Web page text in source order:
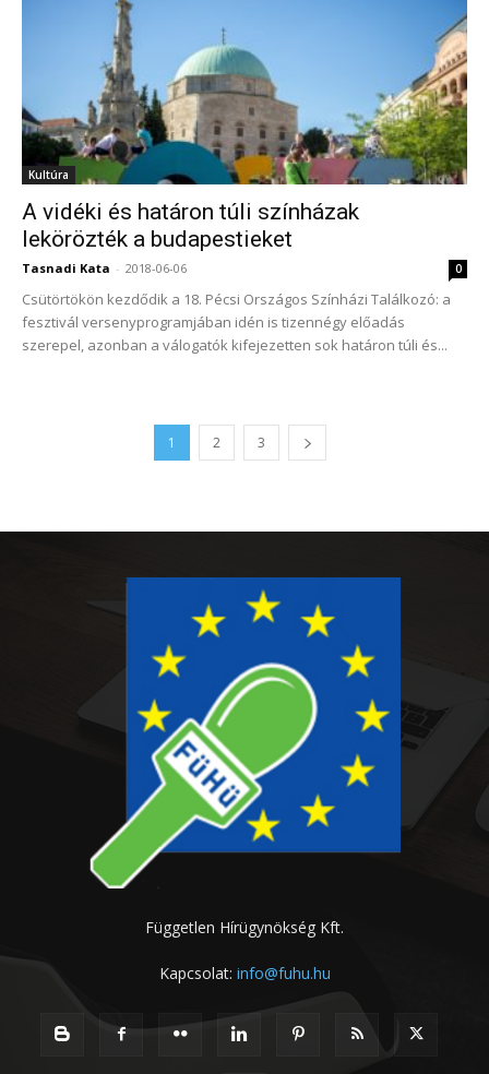
Kultúra
A vidéki és határon túli színházak
lekörözték a budapestieket
Tasnadi Kata - 2018-06-06 0
Csütörtökön kezdődik a 18. Pécsi Országos Színházi Találkozó: a
fesztivál versenyprogramjában idén is tizennégy előadás
szerepel, azonban a válogatók kifejezetten sok határon túli és...
1 2 3
Független Hírügynökség Kft.
Kapcsolat: info@fuhu.hu